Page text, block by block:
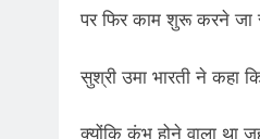
पर फिर काम शुरू करने जा
सुश्री उमा भारती ने कहा